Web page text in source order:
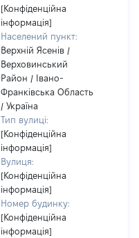
[Конфіденційна
інформація]
Населений пункт:
Верхній Ясенів /
Верховинський
Район / Івано-
Франківська Область
/ Україна
Тип вулиці:
[Конфіденційна
інформація]
Вулиця:
[Конфіденційна
інформація]
Номер будинку:
[Конфіденційна
інформація]